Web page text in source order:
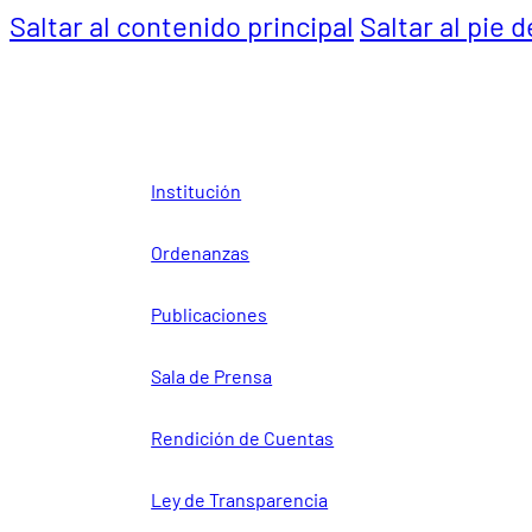
Saltar al contenido principal Saltar al pie
Institución
Ordenanzas
Publicaciones
Sala de Prensa
Rendición de Cuentas
Ley de Transparencia